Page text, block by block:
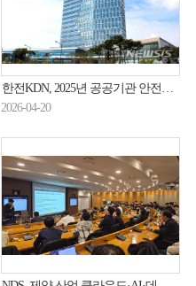
한전KDN, 2025년 공공기관 안전활동 수준평가 'A등급'
2026-04-20